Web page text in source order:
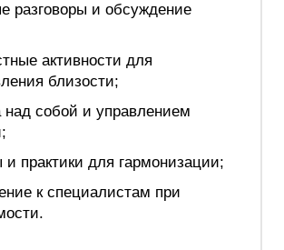
разговоры и обсуждение
активности для
близости;
над собой и управлением
и практики для гармонизации;
к специалистам при